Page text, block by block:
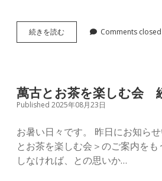
続きを読むお
暑
す
Comments closed
萬古とお茶を楽しむ会
Published 2025年08月23日
お暑い日々です。 昨日にお知ら
とお茶を楽しむ会＞のご案内をも
しなければ、との思いか…